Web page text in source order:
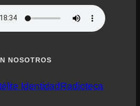
NOSOTROS
IdentidadRadioteca